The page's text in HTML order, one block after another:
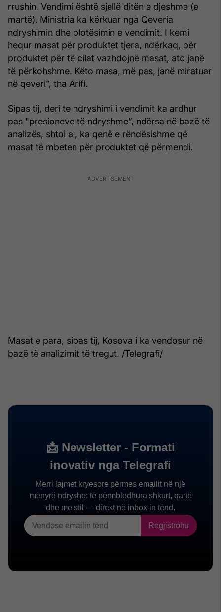
rrushin. Vendimi është sjellë ditën e djeshme (e
martë). Ministria ka kërkuar nga Qeveria
ndryshimin dhe plotësimin e vendimit. I kemi
hequr masat për produktet tjera, ndërkaq, për
produktet për të cilat vazhdojnë masat, ato janë
të përkohshme. Këto masa, më pas, janë miratuar
në qeveri”, tha Arifi.
Sipas tij, deri te ndryshimi i vendimit ka ardhur
pas "presioneve të ndryshme”, ndërsa në bazë të
analizës, shtoi ai, ka qenë e rëndësishme që
masat të mbeten për produktet që përmendi.
Masat e para, sipas tij, Kosova i ka vendosur në
bazë të analizimit të tregut. /Telegrafi/